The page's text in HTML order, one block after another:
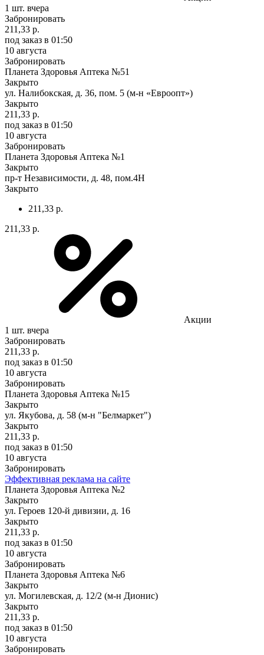
1 шт. вчера
Забронировать
211,33 р.
под заказ в 01:50
10 августа
Забронировать
Планета Здоровья Аптека №51
Закрыто
ул. Налибокская, д. 36, пом. 5 (м-н «Евроопт»)
Закрыто
211,33 р.
под заказ в 01:50
10 августа
Забронировать
Планета Здоровья Аптека №1
Закрыто
пр-т Независимости, д. 48, пом.4Н
Закрыто
211,33 р.
211,33 р.
Акции
1 шт. вчера
Забронировать
211,33 р.
под заказ в 01:50
10 августа
Забронировать
Планета Здоровья Аптека №15
Закрыто
ул. Якубова, д. 58 (м-н "Белмаркет")
Закрыто
211,33 р.
под заказ в 01:50
10 августа
Забронировать
Эффективная реклама на сайте
Планета Здоровья Аптека №2
Закрыто
ул. Героев 120-й дивизии, д. 16
Закрыто
211,33 р.
под заказ в 01:50
10 августа
Забронировать
Планета Здоровья Аптека №6
Закрыто
ул. Могилевская, д. 12/2 (м-н Дионис)
Закрыто
211,33 р.
под заказ в 01:50
10 августа
Забронировать